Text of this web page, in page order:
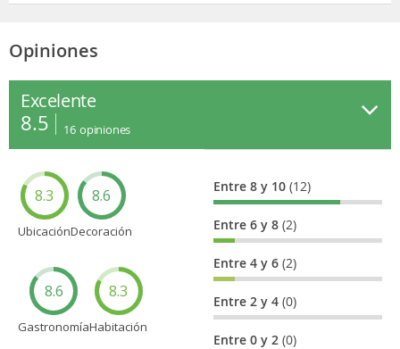
Opiniones
Excelente
8.5 16 opiniones
8.3
Ubicación
8.6
Decoración
8.6
Gastronomía
8.3
Habitación
Entre 8 y 10(12)
Entre 6 y 8(2)
Entre 4 y 6(2)
Entre 2 y 4(0)
Entre 0 y 2(0)